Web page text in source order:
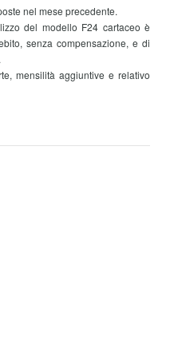
nel mese precedente.
del modello F24 cartaceo è
senza compensazione, e di
mensilità aggiuntive e relativo